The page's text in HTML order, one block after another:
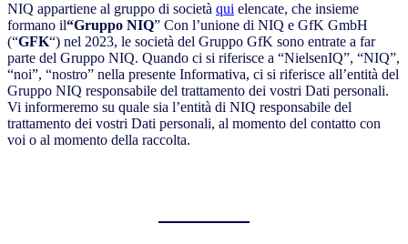
NIQ appartiene al gruppo di società qui elencate, che insieme
formano il“Gruppo NIQ” Con l’unione di NIQ e GfK GmbH
(“GFK“) nel 2023, le società del Gruppo GfK sono entrate a far
parte del Gruppo NIQ. Quando ci si riferisce a “NielsenIQ”, “NIQ”,
“noi”, “nostro” nella presente Informativa, ci si riferisce all’entità del
Gruppo NIQ responsabile del trattamento dei vostri Dati personali.
Vi informeremo su quale sia l’entità di NIQ responsabile del
trattamento dei vostri Dati personali, al momento del contatto con
voi o al momento della raccolta.